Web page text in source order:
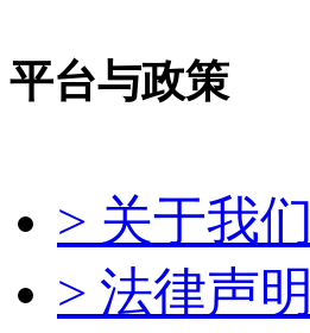
平台与政策
> 关于我们
> 法律声明